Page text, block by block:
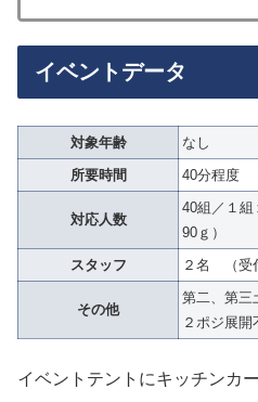
イベントデータ
対象年齢
なし
所要時間
40分程度
対応人数
40組／１
90ｇ）
スタッフ
２名 （受
その他
第二、第三
２ポジ展開
イベントテントにキッチンカ